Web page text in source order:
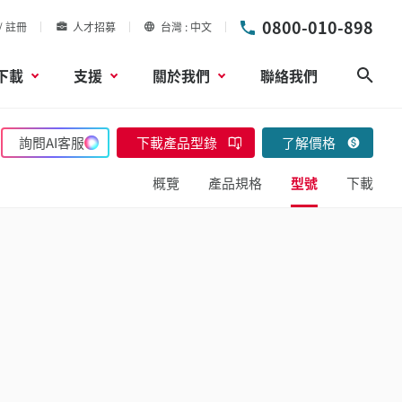
註冊 人才招募 台灣 中文 0800-010-898
載 支援 關於我們 聯絡我們
詢問AI客服 下載產品型錄 了解價格
概覽 產品規格 型號 下載